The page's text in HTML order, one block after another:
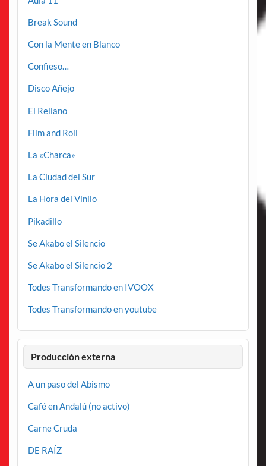
Break Sound
Con la Mente en Blanco
Confieso…
Disco Añejo
El Rellano
Film and Roll
La «Charca»
La Ciudad del Sur
La Hora del Vinilo
Pikadillo
Se Akabo el Silencio
Se Akabo el Silencio 2
Todes Transformando en IVOOX
Todes Transformando en youtube
Producción externa
A un paso del Abismo
Café en Andalú (no activo)
Carne Cruda
DE RAÍZ